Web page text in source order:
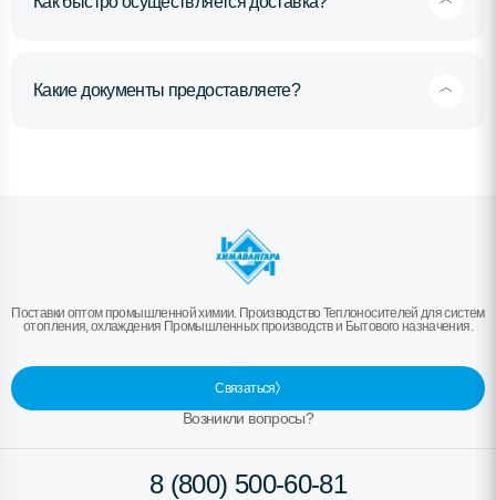
Какие документы предоставляете?
Поставки оптом промышленной химии. Производство Теплоносителей для систем
отопления, охлаждения Промышленных производств и Бытового назначения.
Связаться
Возникли вопросы?
8 (800) 500-60-81